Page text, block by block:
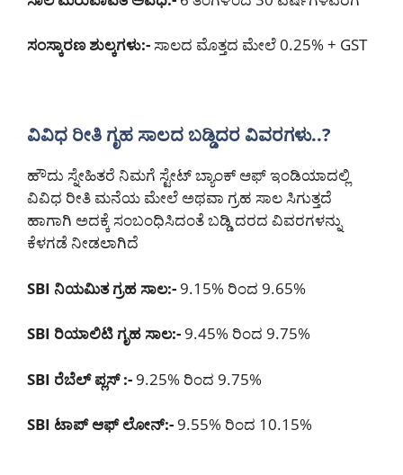
ಸಂಸ್ಕಾರಣ ಶುಲ್ಕಗಳು:- ಸಾಲದ ಮೊತ್ತದ ಮೇಲೆ 0.25% + GST
ವಿವಿಧ ರೀತಿ ಗೃಹ ಸಾಲದ ಬಡ್ಡಿದರ ವಿವರಗಳು..?
ಹೌದು ಸ್ನೇಹಿತರೆ ನಿಮಗೆ ಸ್ಟೇಟ್ ಬ್ಯಾಂಕ್ ಆಫ್ ಇಂಡಿಯಾದಲ್ಲಿ
ವಿವಿಧ ರೀತಿ ಮನೆಯ ಮೇಲೆ ಅಥವಾ ಗ್ರಹ ಸಾಲ ಸಿಗುತ್ತದೆ
ಹಾಗಾಗಿ ಅದಕ್ಕೆ ಸಂಬಂಧಿಸಿದಂತೆ ಬಡ್ಡಿ ದರದ ವಿವರಗಳನ್ನು
ಕೆಳಗಡೆ ನೀಡಲಾಗಿದೆ
SBI ನಿಯಮಿತ ಗ್ರಹ ಸಾಲ:- 9.15% ರಿಂದ 9.65%
SBI ರಿಯಾಲಿಟಿ ಗೃಹ ಸಾಲ:- 9.45% ರಿಂದ 9.75%
SBI ರೆಬೆಲ್ ಪ್ಲಸ್ :- 9.25% ರಿಂದ 9.75%
SBI ಟಾಪ್ ಆಫ್ ಲೋನ್:- 9.55% ರಿಂದ 10.15%